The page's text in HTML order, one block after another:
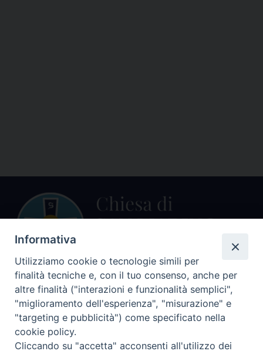
Centralino Curia Vescovile
0541 913711
Indirizzo
Informativa
Utilizziamo cookie o tecnologie simili per
finalità tecniche e, con il tuo consenso, anche per
altre finalità ("interazioni e funzionalità semplici",
"miglioramento dell'esperienza", "misurazione" e
"targeting e pubblicità") come specificato nella
cookie policy.
Cliccando su "accetta" acconsenti all'utilizzo dei